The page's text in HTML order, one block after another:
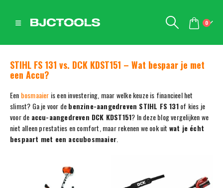
0
STIHL FS 131 vs. DCK KDST151 – Wat bespaar je met
een Accu?
Een bosmaaier is een investering, maar welke keuze is financieel het
slimst? Ga je voor debenzine-aangedreven STIHL FS 131of kies je
voor de accu-aangedreven DCK KDST151? In deze blog vergelijken we
niet alleen prestaties en comfort, maar rekenen we ook uit wat je écht
bespaart met een accubosmaaier